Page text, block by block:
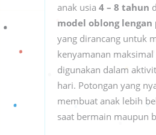
anak usia 4 – 8 tahun
model oblong lengan
yang dirancang untuk
kenyamanan maksimal
digunakan dalam
hari. Potongan yang
membuat anak lebih
saat bermain maupun